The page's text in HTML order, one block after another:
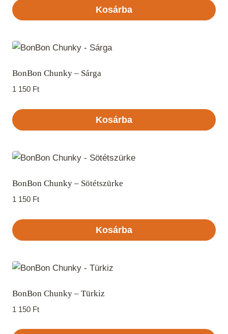
Kosárba
BonBon Chunky – Sárga
1 150 Ft
Kosárba
BonBon Chunky – Sötétszürke
1 150 Ft
Kosárba
BonBon Chunky – Türkiz
1 150 Ft